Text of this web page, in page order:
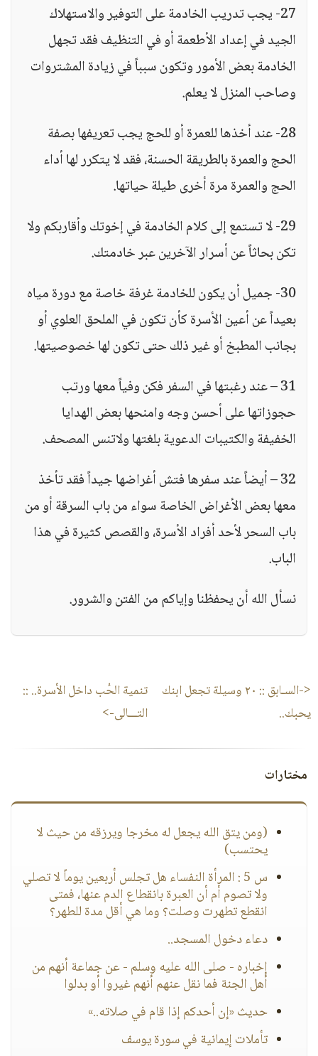
27- يجب تدريب الخادمة على التوفير والاستهلاك
الجيد في إعداد الأطعمة أو في التنظيف فقد تجهل
الخادمة بعض الأمور وتكون سبباً في زيادة المشتروات
وصاحب المنزل لا يعلم.
28- عند أخذها للعمرة أو للحج يجب تعريفها بصفة
الحج والعمرة بالطريقة الحسنة، فقد لا يتكرر لها أداء
الحج والعمرة مرة أخرى طيلة حياتها.
29- لا تستمع إلى كلام الخادمة في إخوتك وأقاربكم ولا
تكن بحاثاً عن أسرار الآخرين عبر خادمتك.
30- جميل أن يكون للخادمة غرفة خاصة مع دورة مياه
بعيداً عن أعين الأسرة كأن تكون في الملحق العلوي أو
بجانب المطبخ أو غير ذلك حتى تكون لها خصوصيتها.
31 – عند رغبتها في السفر فكن وفياً معها ورتب
حجوزاتها على أحسن وجه وامنحها بعض الهدايا
الخفيفة والكتيبات الدعوية بلغتها ولاتنس المصحف.
32 – أيضاً عند سفرها فتش أغراضها جيداً فقد تأخذ
معها بعض الأغراض الخاصة سواء من باب السرقة أو من
باب السحر لأحد أفراد الأسرة، والقصص كثيرة في هذا
الباب.
نسأل الله أن يحفظنا وإياكم من الفتن والشرور.
<-السـابق ::
٢٠ وسيلة تجعل ابنك
يحبك..
تنمية الحُب داخل الأسرة.. ::
التـــالى->
مختارات
(ومن يتق الله يجعل له مخرجا ويرزقه من حيث لا
يحتسب)
س 5 : المرأة النفساء هل تجلس أربعين يوماً لا تصلي
ولا تصوم أم أن العبرة بانقطاع الدم عنها، فمتى
انقطع تطهرت وصلت؟ وما هي أقل مدة للطهر؟
دعاء دخول المسجد..
إخباره - صلى الله عليه وسلم - عن جماعة أنهم من
أهل الجنة فما نقل عنهم أنهم غيروا أو بدلوا
حديث «إن أحدكم إذا قام في صلاته..»
تأملات إيمانية في سورة يوسف